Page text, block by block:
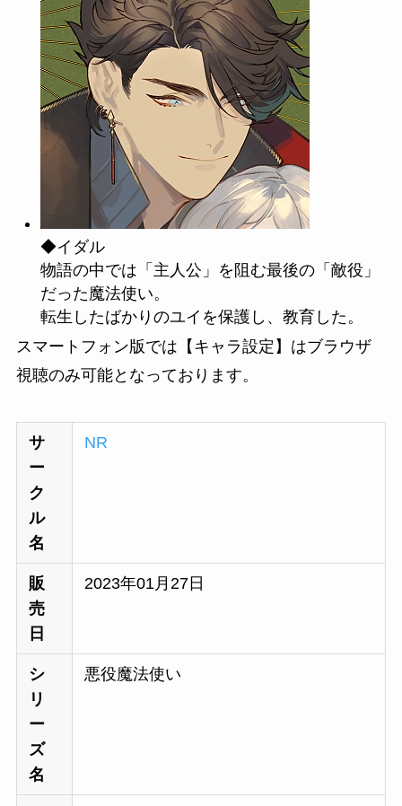
◆イダル
物語の中では「主人公」を阻む最後の「敵役」
だった魔法使い。
転生したばかりのユイを保護し、教育した。
スマートフォン版では【キャラ設定】はブラウザ
視聴のみ可能となっております。
サ
ー
ク
ル
名
NR
販
売
日
2023年01月27日
シ
リ
ー
ズ
名
悪役魔法使い